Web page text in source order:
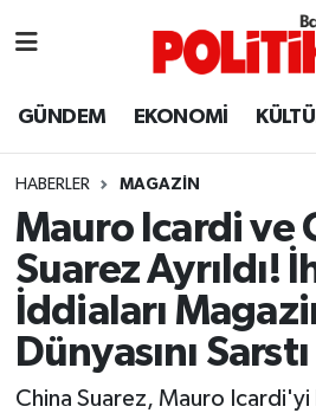
GÜNDEM EKONOMİ
HABERLER MAGAZİN
Mauro Icardi ve
Suarez Ayrıldı!
İddiaları
Dünyasını Sarstı
China Suarez, Mauro Icardi'yi
Ayvalık
Bandırma
Bigadiç
BİYOGRAFİLER
Balıkesir Hava Durumu
Balıkesir Namaz Vakitleri
Balıkesir Trafik Yoğunluk
Süper Lig Puan Durumu ve
Tüm Manşetler